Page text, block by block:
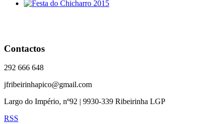
Contactos
292 666 648
jfribeirinhapico@gmail.com
Largo do Império, nº92 | 9930-339 Ribeirinha LGP
RSS